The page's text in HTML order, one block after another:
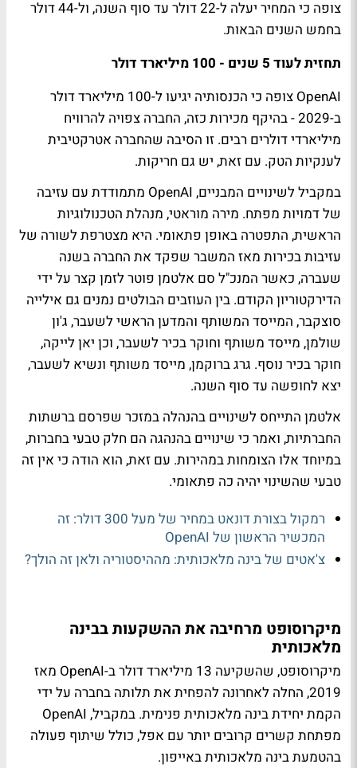
צופה כי המחיר יעלה ל-22 דולר עד סוף השנה, ול-44 דולר
בחמש השנים הבאות.
תחזית לעוד 5 שנים - 100 מיליארד דולר
OpenAI צופה כי הכנסותיה יגיעו ל-100 מיליארד דולר
ב-2029 - בהיקף מכירות כזה, החברה צפויה להרוויח
מיליארדי דולרים רבים. זו הסיבה שהחברה אטרקטיבית
לענקיות הטק. עם זאת, יש גם חריקות.
במקביל לשינויים המבניים, OpenAI מתמודדת עם עזיבה
של דמויות מפתח. מירה מוראטי, מנהלת הטכנולוגיות
הראשית, התפטרה באופן פתאומי. היא מצטרפת לשורה של
עזיבות בכירות מאז המשבר שפקד את החברה בשנה
שעברה, כאשר המנכ"ל סם אלטמן פוטר לזמן קצר על ידי
הדירקטוריון הקודם. בין העוזבים הבולטים נמנים גם אילייה
סוצקבר, המייסד המשותף והמדען הראשי לשעבר, ג'ון
שולמן, מייסד משותף וחוקר בכיר לשעבר, וכן יאן לייקה,
חוקר בכיר נוסף. גרג ברוקמן, מייסד משותף ונשיא לשעבר,
יצא לחופשה עד סוף השנה.
אלטמן התייחס לשינויים בהנהלה במזכר שפרסם ברשתות
החברתיות, ואמר כי שינויים בהנהגה הם חלק טבעי בחברות,
במיוחד אלו הצומחות במהירות. עם זאת, הוא הודה כי אין זה
טבעי שהשינוי יהיה כה פתאומי.
רמקול בצורת דונאט במחיר של מעל 300 דולר: זה
המכשיר הראשון של OpenAI
צ'אטים של בינה מלאכותית: מההיסטוריה ולאן זה הולך?
מיקרוסופט מרחיבה את ההשקעות בבינה
מלאכותית
מיקרוסופט, שהשקיעה 13 מיליארד דולר ב-OpenAI מאז
2019, החלה לאחרונה להפחית את תלותה בחברה על ידי
הקמת יחידת בינה מלאכותית פנימית. במקביל, OpenAI
מפתחת קשרים קרובים יותר עם אפל, כולל שיתוף פעולה
בהטמעת בינה מלאכותית באייפון.